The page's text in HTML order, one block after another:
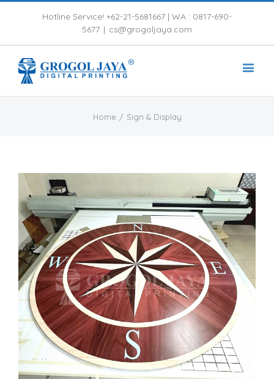
Hotline Service! +62-21-5681667 | WA : 0817-690-
5677 | cs@grogoljaya.com
Home / Sign & Display